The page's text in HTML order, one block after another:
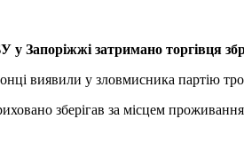
у Запоріжжі затримано торгівця
виявили у зловмисника партію
зберігав за місцем